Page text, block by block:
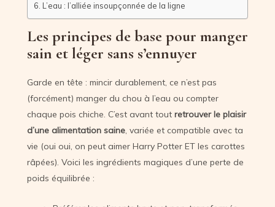
L’eau : l’alliée insoupçonnée de la ligne
Les principes de base pour manger
sain et léger sans s’ennuyer
Garde en tête : mincir durablement, ce n’est pas
(forcément) manger du chou à l’eau ou compter
chaque pois chiche. C’est avant tout retrouver le plaisir
d’une alimentation saine, variée et compatible avec ta
vie (oui oui, on peut aimer Harry Potter ET les carottes
râpées). Voici les ingrédients magiques d’une perte de
poids équilibrée :